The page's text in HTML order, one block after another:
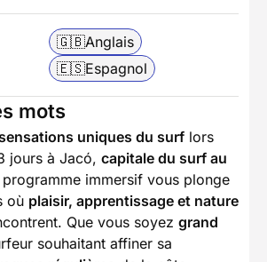
🇬🇧Anglais
🇪🇸Espagnol
mots
uniques du surf lors
jours à Jacó, capitale du surf au
programme immersif vous plonge
où plaisir, apprentissage et nature
Que vous soyez grand
souhaitant affiner sa